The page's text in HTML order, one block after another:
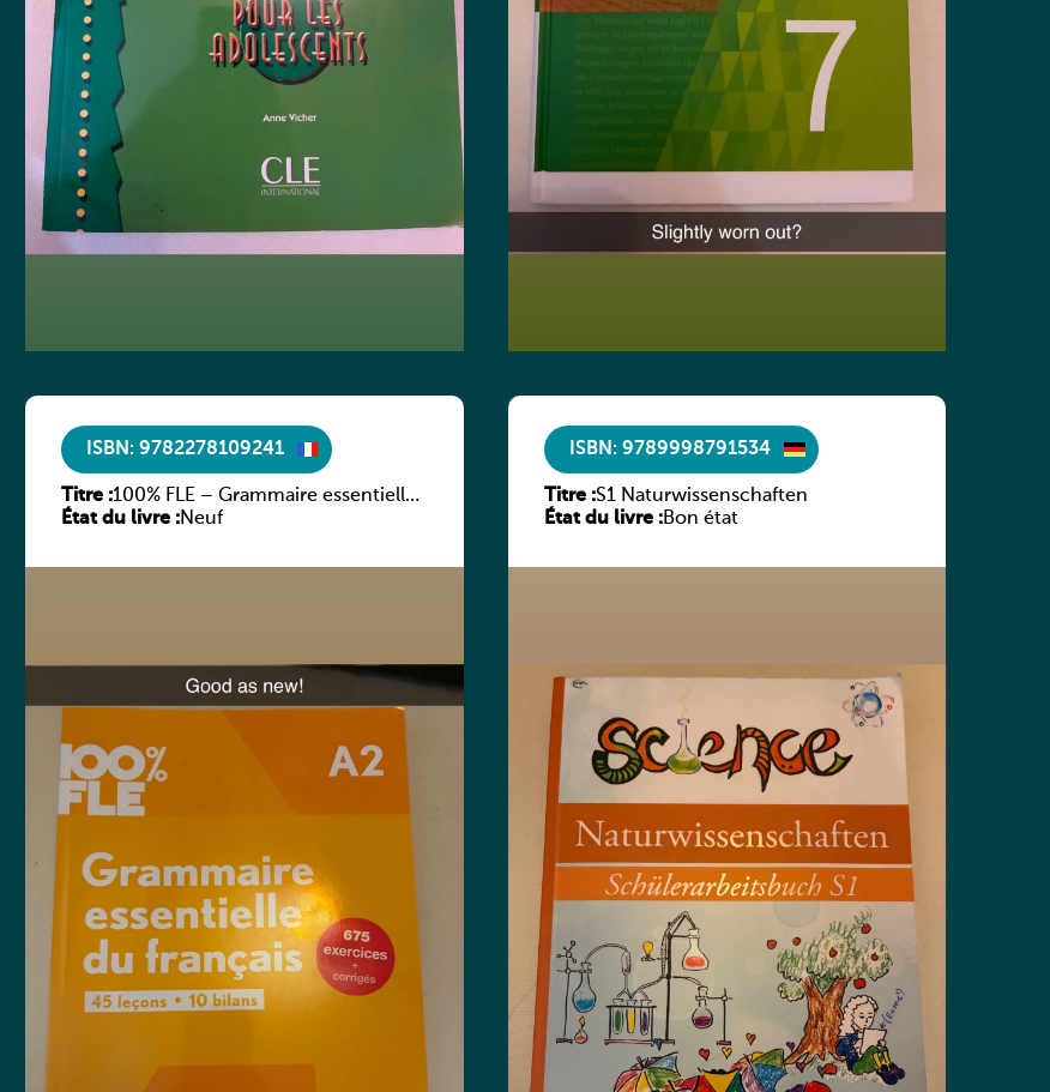
ISBN: 9782278109241
Titre :100% FLE – Grammaire essentielle
du français – A2
État du livre :Neuf
ISBN: 9789998791534
Titre :S1 Naturwissenschaften
État du livre :Bon état